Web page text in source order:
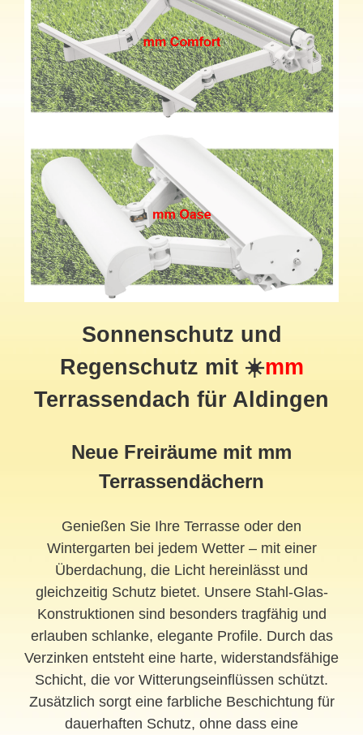
Sonnenschutz und
Regenschutz mit ☀️mm
Terrassendach für Aldingen
Neue Freiräume mit mm
Terrassendächern
Genießen Sie Ihre Terrasse oder den
Wintergarten bei jedem Wetter – mit einer
Überdachung, die Licht hereinlässt und
gleichzeitig Schutz bietet. Unsere Stahl-Glas-
Konstruktionen sind besonders tragfähig und
erlauben schlanke, elegante Profile. Durch das
Verzinken entsteht eine harte, widerstandsfähige
Schicht, die vor Witterungseinflüssen schützt.
Zusätzlich sorgt eine farbliche Beschichtung für
dauerhaften Schutz, ohne dass eine